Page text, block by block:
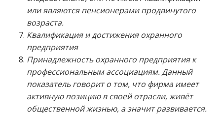
или являются пенсионерами продвинутого
возраста.
Квалификация и достижения охранного
предприятия
Принадлежность охранного предприятия к
профессиональным ассоциациям. Данный
показатель говорит о том, что фирма имеет
активную позицию в своей отрасли, живёт
общественной жизнью, а значит развивается.